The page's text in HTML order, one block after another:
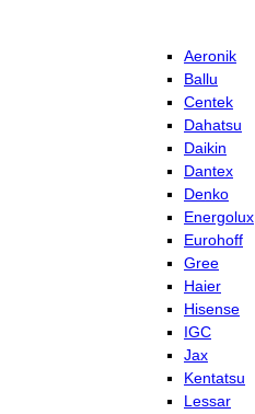
Aeronik
Ballu
Centek
Dahatsu
Daikin
Dantex
Denko
Energolux
Eurohoff
Gree
Haier
Hisense
IGC
Jax
Kentatsu
Lessar